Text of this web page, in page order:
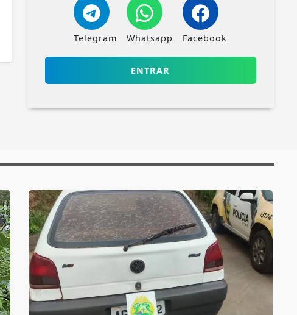
Telegram Whatsapp Facebook
ENTRAR